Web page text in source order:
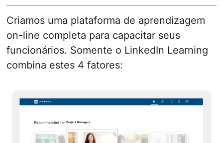
Criamos uma plataforma de aprendizagem
on-line completa para capacitar seus
funcionários. Somente o LinkedIn Learning
combina estes 4 fatores: